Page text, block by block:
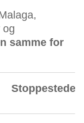
og
samme for
Stoppesteder